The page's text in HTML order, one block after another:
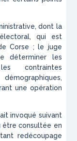
dont la
qui est
Corse ; le juge
déterminer les
contraintes
une opération
invoqué suivant
être consultée en
redécoupage